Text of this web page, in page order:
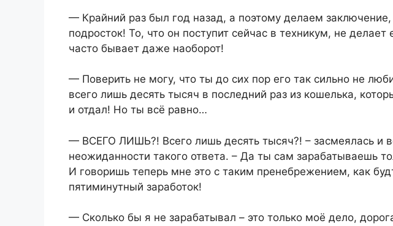
— Крайний раз был год назад, а поэтому делаем
подросток! То, что он поступит сейчас в техникум, не
часто бывает даже наоборот!
— Поверить не могу, что ты до сих пор его так сильно не
всего лишь десять тысяч в последний раз из кошелька,
и отдал! Но ты всё равно…
— ВСЕГО ЛИШЬ?! Всего лишь десять тысяч?! – засмеялась и
неожиданности такого ответа. – Да ты сам зарабатываешь
И говоришь теперь мне это с таким пренебрежением, как
пятиминутный заработок!
— Сколько бы я не зарабатывал – это только моё дело,